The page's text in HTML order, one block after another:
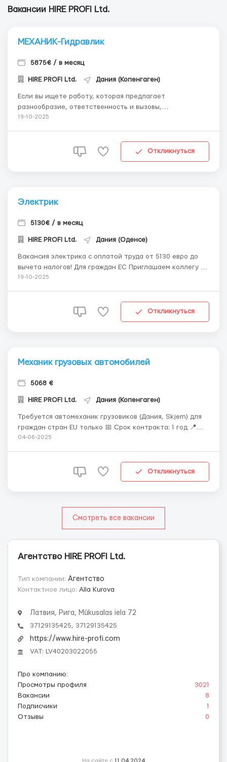
Вакансии HIRE PROFI Ltd.
МЕХАНИК-Гидравлик
5875€ / в месяц
HIRE PROFI Ltd. Дания (Копенгаген)
Если вы ищете работу, которая предлагает
разнообразие, ответственность и вызовы,
присоединяйтесь к команде опытных механиков,
проведете ремонт, техническое обслуживание и осмотр
19-10-2025
Откликнуться
Электрик
5130€ / в месяц
HIRE PROFI Ltd. Дания (Оденсе)
Вакансия электрика с оплатой труда от 5130 евро до
вычета налогов! Для граждан ЕС Приглашаем коллегу в
датскую компанию с большим опытом предоставления
конца, обеспечивая качественное проведение м...
19-10-2025
Откликнуться
Механик грузовых автомобилей
5068 €
HIRE PROFI Ltd. Дания (Копенгаген)
Требуется автомеханик грузовиков (Дания, Skjern) для
граждан стран EU только 📅 Срок контракта: 1 год 📍
Место работы: Skjern, Дания 🏭 Компания - мастерская
Работодателем в Дании. 🔧 Требовани...
04-06-2025
Откликнуться
Смотреть все вакансии
Агентство HIRE PROFI Ltd.
Тип компании: Агентство
Контактное лицо: Alla Kurova
Латвия, Рига, Mūkusalas iela 72
37129135425, 37129135425
https://www.hire-profi.com
VAT: LV40203022055
Про компанию:
Просмотры профиля
3021
Вакансии
8
Подписчики
1
Отзывы
0